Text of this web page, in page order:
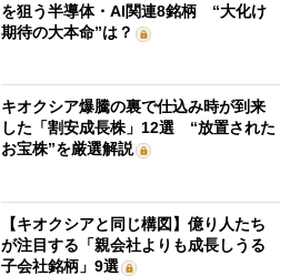
を狙う半導体・AI関連8銘柄 “大化け
期待の大本命”は？
キオクシア爆騰の裏で仕込み時が到来
した「割安成長株」12選 “放置された
お宝株”を厳選解説
【キオクシアと同じ構図】億り人たち
が注目する「親会社よりも成長しうる
子会社銘柄」9選